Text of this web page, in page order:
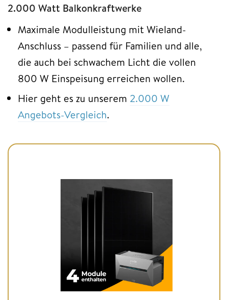
2.000 Watt Balkonkraftwerke
Maximale Modulleistung mit Wieland-
Anschluss – passend für Familien und alle,
die auch bei schwachem Licht die vollen
800 W Einspeisung erreichen wollen.
Hier geht es zu unserem 2.000 W
Angebots-Vergleich.